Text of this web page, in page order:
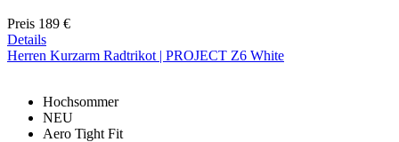
Preis 189 €
Details
Herren Kurzarm Radtrikot | PROJECT Z6 White
Hochsommer
NEU
Aero Tight Fit